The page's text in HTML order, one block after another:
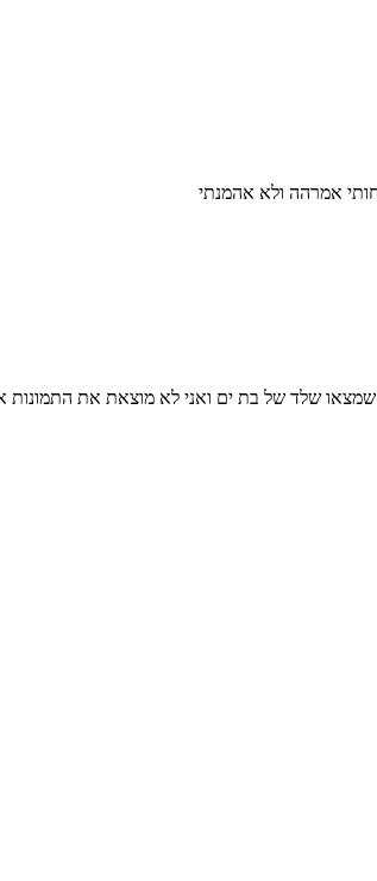
אמרהה ולא אהמנתי
שלד של בת ים ואני לא מוצאת את